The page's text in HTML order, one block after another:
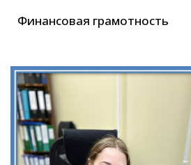
Финансовая грамотность